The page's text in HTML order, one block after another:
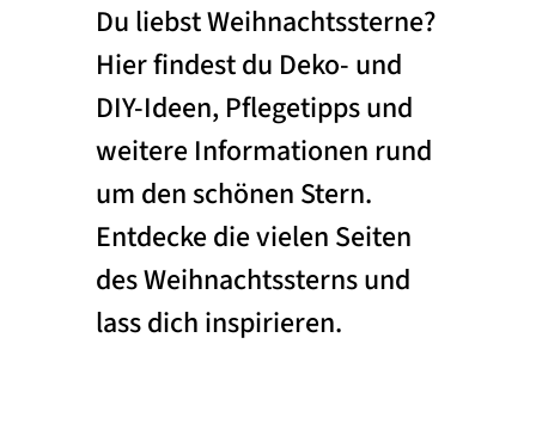
Du liebst Weihnachtssterne?
Hier findest du Deko- und
DIY-Ideen, Pflegetipps und
weitere Informationen rund
um den schönen Stern.
Entdecke die vielen Seiten
des Weihnachtssterns und
lass dich inspirieren.